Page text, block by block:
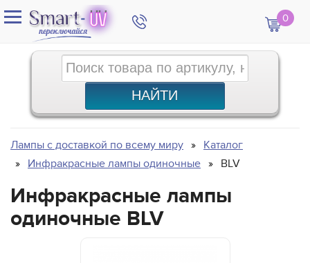
0
Лампы с доставкой по всему миру
Каталог
Инфракрасные лампы одиночные
BLV
Инфракрасные лампы
одиночные BLV